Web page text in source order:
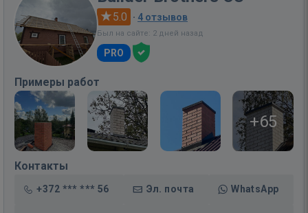
5.0 · 4 отзывов
Был на сайте: 2 дней назад
PRO
Примеры работ
+65
Контакты
+372 *** *** 56 Эл. почта WhatsApp